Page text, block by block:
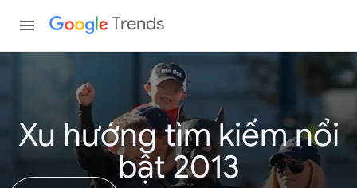
Trends
Xu hướng tìm kiếm nổi
bật 2013